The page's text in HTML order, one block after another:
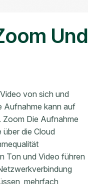
Und
von sich und
Aufnahme kann auf
Die Aufnahme
die Cloud
Ton und Video führen
mehrfach